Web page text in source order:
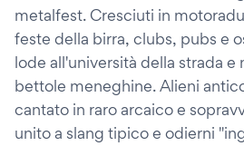
metalfest. Cresciuti in
feste della birra, clubs, pubs e
lode all'università della strada e
bettole meneghine. Alieni
cantato in raro arcaico e
unito a slang tipico e odierni